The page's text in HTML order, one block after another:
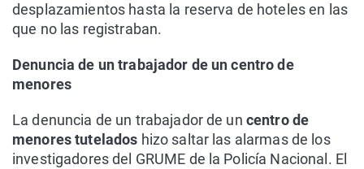
desplazamientos hasta la reserva de hoteles en las
que no las registraban.
Denuncia de un trabajador de un centro de
menores
La denuncia de un trabajador de un centro de
menores tutelados hizo saltar las alarmas de los
investigadores del GRUME de la Policía Nacional. El